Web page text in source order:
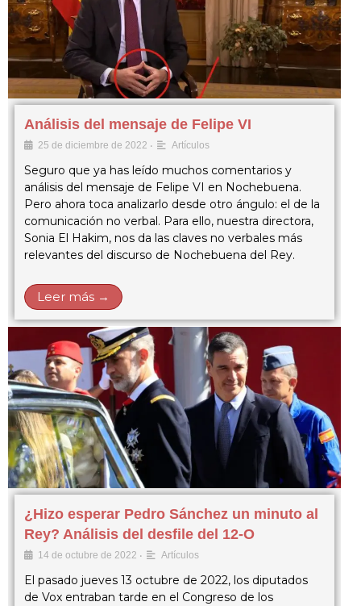
Análisis del mensaje de Felipe VI
25 de diciembre de 2022 • Artículos
Seguro que ya has leído muchos comentarios y
análisis del mensaje de Felipe VI en Nochebuena.
Pero ahora toca analizarlo desde otro ángulo: el de la
comunicación no verbal. Para ello, nuestra directora,
Sonia El Hakim, nos da las claves no verbales más
relevantes del discurso de Nochebuena del Rey.
Leer más →
¿Hizo esperar Pedro Sánchez un minuto al
Rey? Análisis del desfile del 12-O
14 de octubre de 2022 • Artículos
El pasado jueves 13 octubre de 2022, los diputados
de Vox entraban tarde en el Congreso de los